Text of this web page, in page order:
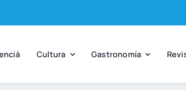
Cul­tu­ra Gas­tro­no­mía